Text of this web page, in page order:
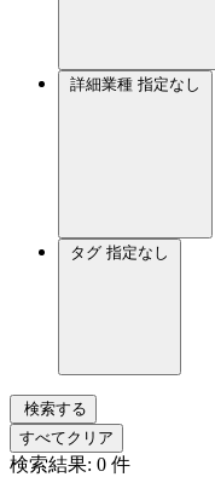
詳細業種 指定なし
タグ 指定なし
検索する
すべてクリア
検索結果: 0 件